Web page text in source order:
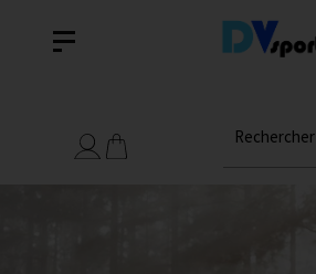
Rechercher